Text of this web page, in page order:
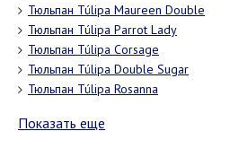
Тюльпан Túlipa Maureen Double
Тюльпан Túlipa Parrot Lady
Тюльпан Túlipa Corsage
Тюльпан Túlipa Double Sugar
Тюльпан Túlipa Rosanna
Показать еще